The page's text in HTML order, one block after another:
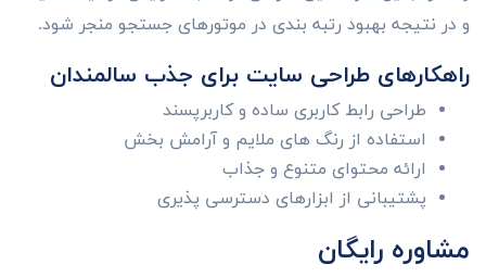
و در نتیجه بهبود رتبه بندی در موتورهای جستجو منجر شود.
راهکارهای طراحی سایت برای جذب سالمندان
طراحی رابط کاربری ساده و کاربرپسند
استفاده از رنگ های ملایم و آرامش بخش
ارائه محتوای متنوع و جذاب
پشتیبانی از ابزارهای دسترسی پذیری
مشاوره رایگان